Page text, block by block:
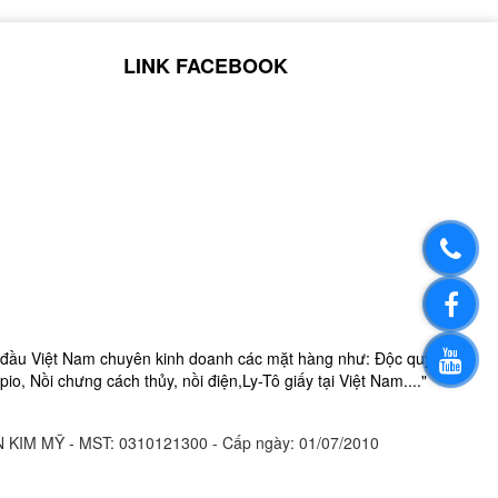
LINK FACEBOOK
Việt Nam chuyên kinh doanh các mặt hàng như: Độc quyề
Nồi chưng cách thủy, nồi điện,Ly-Tô giấy tại Việt Nam...."
KIM MỸ - MST: 0310121300 - Cấp ngày: 01/07/2010
https://www.youtube.com/channel/UCYvT5obcI5AqSFS-